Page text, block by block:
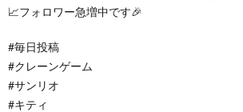
📈フォロワー急増中です🎉
#毎日投稿
#クレーンゲーム
#サンリオ
#キティ